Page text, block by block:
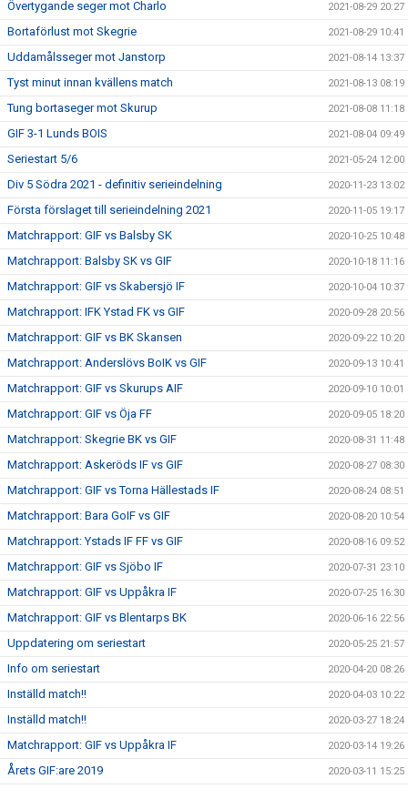
Övertygande seger mot Charlo 2021-08-29 20:27
Bortaförlust mot Skegrie 2021-08-29 10:41
Uddamålsseger mot Janstorp 2021-08-14 13:37
Tyst minut innan kvällens match 2021-08-13 08:19
Tung bortaseger mot Skurup 2021-08-08 11:18
GIF 3-1 Lunds BOIS 2021-08-04 09:49
Seriestart 5/6 2021-05-24 12:00
Div 5 Södra 2021 - definitiv serieindelning 2020-11-23 13:02
Första förslaget till serieindelning 2021 2020-11-05 19:17
Matchrapport: GIF vs Balsby SK 2020-10-25 10:48
Matchrapport: Balsby SK vs GIF 2020-10-18 11:16
Matchrapport: GIF vs Skabersjö IF 2020-10-04 10:37
Matchrapport: IFK Ystad FK vs GIF 2020-09-28 20:56
Matchrapport: GIF vs BK Skansen 2020-09-22 10:20
Matchrapport: Anderslövs BoIK vs GIF 2020-09-13 10:41
Matchrapport: GIF vs Skurups AIF 2020-09-10 10:01
Matchrapport: GIF vs Öja FF 2020-09-05 18:20
Matchrapport: Skegrie BK vs GIF 2020-08-31 11:48
Matchrapport: Askeröds IF vs GIF 2020-08-27 08:30
Matchrapport: GIF vs Torna Hällestads IF 2020-08-24 08:51
Matchrapport: Bara GoIF vs GIF 2020-08-20 10:54
Matchrapport: Ystads IF FF vs GIF 2020-08-16 09:52
Matchrapport: GIF vs Sjöbo IF 2020-07-31 23:10
Matchrapport: GIF vs Uppåkra IF 2020-07-25 16:30
Matchrapport: GIF vs Blentarps BK 2020-06-16 22:56
Uppdatering om seriestart 2020-05-25 21:57
Info om seriestart 2020-04-20 08:26
Inställd match!! 2020-04-03 10:22
Inställd match!! 2020-03-27 18:24
Matchrapport: GIF vs Uppåkra IF 2020-03-14 19:26
Årets GIF:are 2019 2020-03-11 15:25